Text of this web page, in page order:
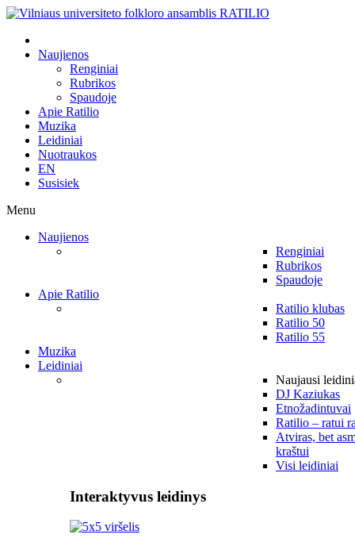
Naujienos
Renginiai
Rubrikos
Spaudoje
Apie Ratilio
Muzika
Leidiniai
Nuotraukos
EN
Susisiek
Menu
Naujienos
Renginiai
Rubrikos
Spaudoje
Apie Ratilio
Ratilio klubas
Ratilio 50
Ratilio 55
Muzika
Leidiniai
Naujausi
DJ Kaziukas
Etnožadintuvai
Ratilio – ratui
Atviras, bet
kraštui
Visi leidiniai
Interaktyvus leidinys